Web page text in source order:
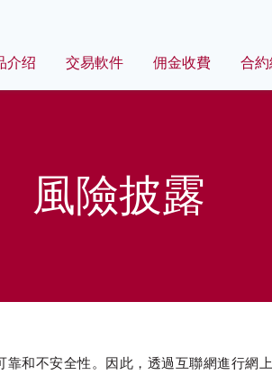
介绍 交易軟件 佣金收費 合約
風險披露
和不安全性。因此，透過互聯網進行網